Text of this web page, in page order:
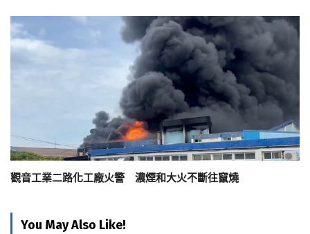
觀音工業二路化工廠火警 濃煙和大火不斷往竄燒
You May Also Like!